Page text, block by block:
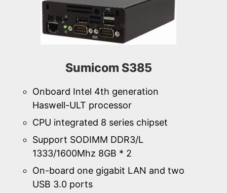
Sumicom S385
Onboard Intel 4th generation
Haswell-ULT processor
CPU integrated 8 series chipset
Support SODIMM DDR3/L
1333/1600Mhz 8GB * 2
On-board one gigabit LAN and two
USB 3.0 ports